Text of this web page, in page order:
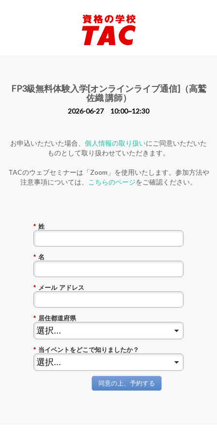
FP3級無料体験入学[オンラインライブ通信]（高鷲
佐織 講師）
2026-06-27 10:00~12:30
お申込いただいた場合、 個人情報の取り扱いにご同意いただいた
ものとして取り扱わせていただきます。
TACのウェブセミナーは「Zoom」を使用いたします。参加方法や
注意事項については、
こちらのページをご確認ください。
* 姓
* 名
* メール アドレス
* 居住都道府県
* 当イベントをどこで知りましたか？
同意の上、予約する